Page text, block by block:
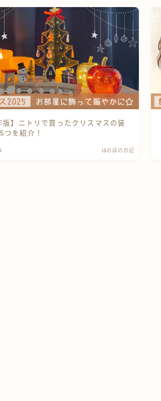
版】ニトリで買ったクリスマスの装
つを紹介！
ほのぼの日記